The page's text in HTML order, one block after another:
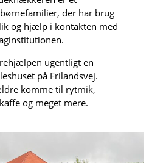
der har brug
og hjælp i kontakten med
ugentligt en
på Frilandsvej.
komme til rytmik,
og meget mere.